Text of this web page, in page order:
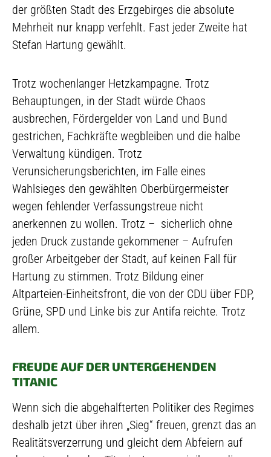
der größten Stadt des Erzgebirges die absolute
Mehrheit nur knapp verfehlt. Fast jeder Zweite hat
Stefan Hartung gewählt.
Trotz wochenlanger Hetzkampagne. Trotz
Behauptungen, in der Stadt würde Chaos
ausbrechen, Fördergelder von Land und Bund
gestrichen, Fachkräfte wegbleiben und die halbe
Verwaltung kündigen. Trotz
Verunsicherungsberichten, im Falle eines
Wahlsieges den gewählten Oberbürgermeister
wegen fehlender Verfassungstreue nicht
anerkennen zu wollen. Trotz – sicherlich ohne
jeden Druck zustande gekommener – Aufrufen
großer Arbeitgeber der Stadt, auf keinen Fall für
Hartung zu stimmen. Trotz Bildung einer
Altparteien-Einheitsfront, die von der CDU über FDP,
Grüne, SPD und Linke bis zur Antifa reichte. Trotz
allem.
FREUDE AUF DER UNTERGEHENDEN
TITANIC
Wenn sich die abgehalfterten Politiker des Regimes
deshalb jetzt über ihren „Sieg“ freuen, grenzt das an
Realitätsverzerrung und gleicht dem Abfeiern auf